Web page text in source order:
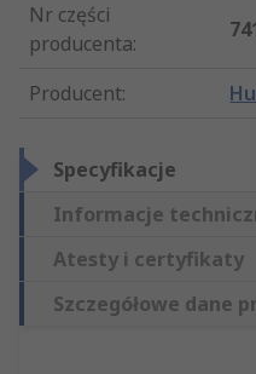
Nr części
producenta:
Producent:
Specyfikacje
Informacje
Atesty i certyfikaty
Szczegółowe dane